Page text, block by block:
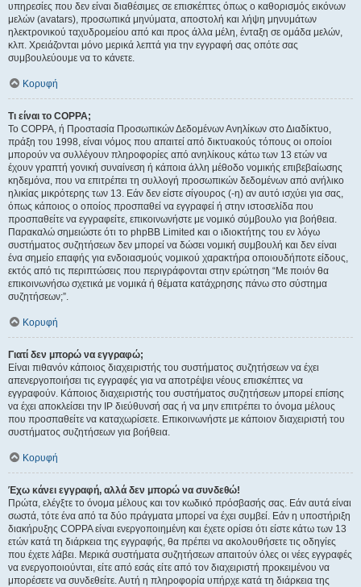
υπηρεσίες που δεν είναι διαθέσιμες σε επισκέπτες όπως ο καθορισμός εικόνων
μελών (avatars), προσωπικά μηνύματα, αποστολή και λήψη μηνυμάτων
ηλεκτρονικού ταχυδρομείου από και προς άλλα μέλη, ένταξη σε ομάδα μελών,
κλπ. Χρειάζονται μόνο μερικά λεπτά για την εγγραφή σας οπότε σας
συμβουλεύουμε να το κάνετε.
Κορυφή
Τι είναι το COPPA;
Το COPPA, ή Προστασία Προσωπικών Δεδομένων Ανηλίκων στο Διαδίκτυο,
πράξη του 1998, είναι νόμος που απαιτεί από δικτυακούς τόπους οι οποίοι
μπορούν να συλλέγουν πληροφορίες από ανηλίκους κάτω των 13 ετών να
έχουν γραπτή γονική συναίνεση ή κάποια άλλη μέθοδο νομικής επιβεβαίωσης
κηδεμόνα, που να επιτρέπει τη συλλογή προσωπικών δεδομένων από ανήλικο
ηλικίας μικρότερης των 13. Εάν δεν είστε σίγουρος (-η) αν αυτό ισχύει για σας,
όπως κάποιος ο οποίος προσπαθεί να εγγραφεί ή στην ιστοσελίδα που
προσπαθείτε να εγγραφείτε, επικοινωνήστε με νομικό σύμβουλο για βοήθεια.
Παρακαλώ σημειώστε ότι το phpBB Limited και ο ιδιοκτήτης του εν λόγω
συστήματος συζητήσεων δεν μπορεί να δώσει νομική συμβουλή και δεν είναι
ένα σημείο επαφής για ενδοιασμούς νομικού χαρακτήρα οποιουδήποτε είδους,
εκτός από τις περιπτώσεις που περιγράφονται στην ερώτηση “Με ποιόν θα
επικοινωνήσω σχετικά με νομικά ή θέματα κατάχρησης πάνω στο σύστημα
συζητήσεων;”.
Κορυφή
Γιατί δεν μπορώ να εγγραφώ;
Είναι πιθανόν κάποιος διαχειριστής του συστήματος συζητήσεων να έχει
απενεργοποιήσει τις εγγραφές για να αποτρέψει νέους επισκέπτες να
εγγραφούν. Κάποιος διαχειριστής του συστήματος συζητήσεων μπορεί επίσης
να έχει αποκλείσει την IP διεύθυνσή σας ή να μην επιτρέπει το όνομα μέλους
που προσπαθείτε να καταχωρίσετε. Επικοινωνήστε με κάποιον διαχειριστή του
συστήματος συζητήσεων για βοήθεια.
Κορυφή
Έχω κάνει εγγραφή, αλλά δεν μπορώ να συνδεθώ!
Πρώτα, ελέγξτε το όνομα μέλους και τον κωδικό πρόσβασής σας. Εάν αυτά είναι
σωστά, τότε ένα από τα δύο πράγματα μπορεί να έχει συμβεί. Εάν η υποστήριξη
διακήρυξης COPPA είναι ενεργοποιημένη και έχετε ορίσει ότι είστε κάτω των 13
ετών κατά τη διάρκεια της εγγραφής, θα πρέπει να ακολουθήσετε τις οδηγίες
που έχετε λάβει. Μερικά συστήματα συζητήσεων απαιτούν όλες οι νέες εγγραφές
να ενεργοποιούνται, είτε από εσάς είτε από τον διαχειριστή προκειμένου να
μπορέσετε να συνδεθείτε. Αυτή η πληροφορία υπήρχε κατά τη διάρκεια της